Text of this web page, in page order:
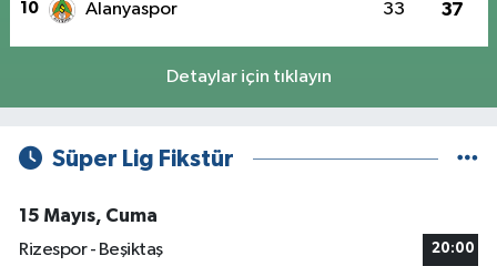
10 Alanyaspor 33 37
Detaylar için tıklayın
Süper Lig Fikstür
15 Mayıs, Cuma
Rizespor - Beşiktaş
20:00